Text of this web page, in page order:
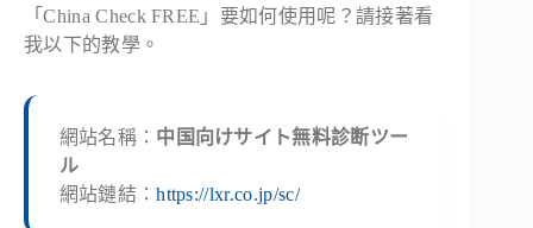
「China Check FREE」要如何使用呢？請接著看
我以下的教學。
網站名稱： 中国向けサイト無料診断ツー
ル
網站鏈結：https://lxr.co.jp/sc/